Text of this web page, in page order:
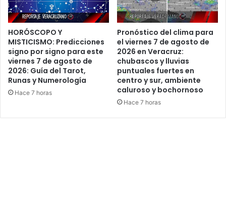
HORÓSCOPO Y
MISTICISMO: Predicciones
signo por signo para este
viernes 7 de agosto de
2026: Guía del Tarot,
Runas y Numerología
Hace 7 horas
Pronóstico del clima para
el viernes 7 de agosto de
2026 en Veracruz:
chubascos y lluvias
puntuales fuertes en
centro y sur, ambiente
caluroso y bochornoso
Hace 7 horas